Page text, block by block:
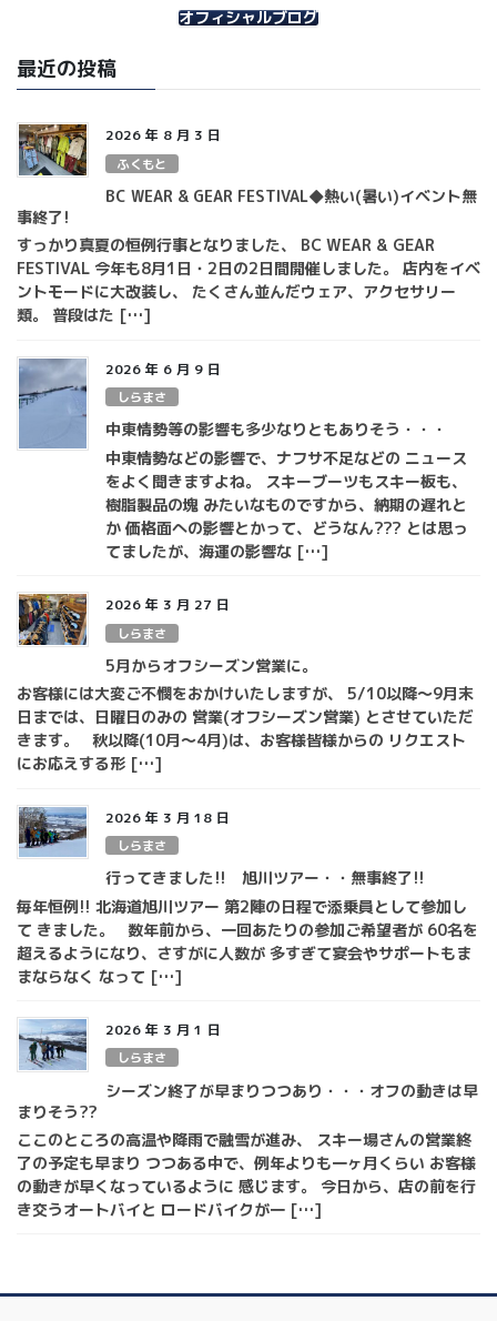
オフィシャルブログ
最近の投稿
2026 年 8 月 3 日
ふくもと
BC WEAR & GEAR FESTIVAL◆熱い(暑い)イベント無
事終了!
すっかり真夏の恒例行事となりました、 BC WEAR & GEAR
FESTIVAL 今年も8月1日・2日の2日間開催しました。 店内をイベ
ントモードに大改装し、 たくさん並んだウェア、アクセサリー
類。 普段はた […]
2026 年 6 月 9 日
しらまさ
中東情勢等の影響も多少なりともありそう・・・
中東情勢などの影響で、ナフサ不足などの ニュース
をよく聞きますよね。 スキーブーツもスキー板も、
樹脂製品の塊 みたいなものですから、納期の遅れと
か 価格面への影響とかって、どうなん??? とは思っ
てましたが、海運の影響な […]
2026 年 3 月 27 日
しらまさ
5月からオフシーズン営業に。
お客様には大変ご不憫をおかけいたしますが、 5/10以降～9月末
日までは、日曜日のみの 営業(オフシーズン営業) とさせていただ
きます。 秋以降(10月～4月)は、お客様皆様からの リクエスト
にお応えする形 […]
2026 年 3 月 18 日
しらまさ
行ってきました!! 旭川ツアー・・無事終了!!
毎年恒例!! 北海道旭川ツアー 第2陣の日程で添乗員として参加し
て きました。 数年前から、一回あたりの参加ご希望者が 60名を
超えるようになり、さすがに人数が 多すぎて宴会やサポートもま
まならなく なって […]
2026 年 3 月 1 日
しらまさ
シーズン終了が早まりつつあり・・・オフの動きは早
まりそう??
ここのところの高温や降雨で融雪が進み、 スキー場さんの営業終
了の予定も早まり つつある中で、例年よりも一ヶ月くらい お客様
の動きが早くなっているように 感じます。 今日から、店の前を行
き交うオートバイと ロードバイクが一 […]